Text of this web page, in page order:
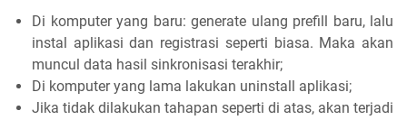
Di komputer yang baru: generate ulang prefill baru, lalu
instal aplikasi dan registrasi seperti biasa. Maka akan
muncul data hasil sinkronisasi terakhir;
Di komputer yang lama lakukan uninstall aplikasi;
Jika tidak dilakukan tahapan seperti di atas, akan terjadi